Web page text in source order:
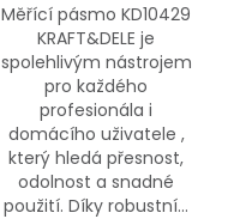
Měřící pásmo KD10429
KRAFT&DELE je
spolehlivým nástrojem
pro každého
profesionála i
domácího uživatele ,
který hledá přesnost,
odolnost a snadné
použití. Díky robustní...